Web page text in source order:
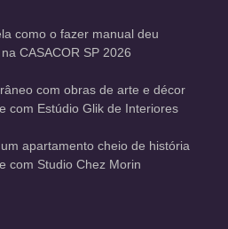
como o fazer manual deu
CASACOR SP 2026
com obras de arte e décor
com Estúdio Glik de Interiores
apartamento cheio de história
com Studio Chez Morin